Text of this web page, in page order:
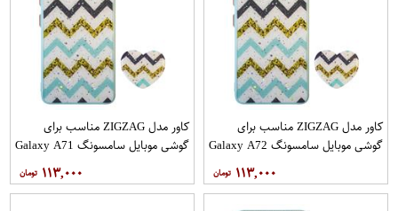
کاور مدل ZIGZAG مناسب برای
گوشی موبایل سامسونگ Galaxy A72
۱۱۳,۰۰۰
کاور مدل ZIGZAG مناسب برای
گوشی موبایل سامسونگ Galaxy A71
۱۱۳,۰۰۰